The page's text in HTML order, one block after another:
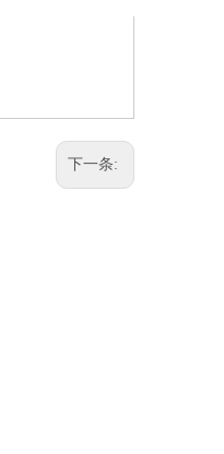
下一条: